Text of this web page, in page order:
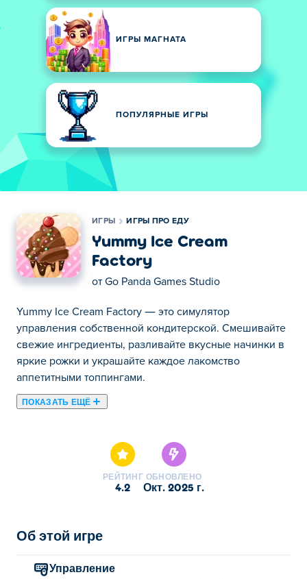
ИГРЫ МАГНАТА
ПОПУЛЯРНЫЕ ИГРЫ
ИГРЫ ИГРЫ ПРО ЕДУ
Yummy Ice Cream
Factory
от Go Panda Games Studio
Yummy Ice Cream Factory — это симулятор
управления собственной кондитерской. Смешивайте
свежие ингредиенты, разливайте вкусные начинки в
яркие рожки и украшайте каждое лакомство
аппетитными топпингами.
ПОКАЗАТЬ ЕЩЁ
свой собственный десерт. Выберите правильные
ингредиенты, приготовьте идеально вкусную смесь и
украсьте её соусами и посыпкой! Хотите
Как играть в Yummy Ice Cream Factory?
перетащите экран.
РЕЙТИНГ
4.2
ОБНОВЛЕНО
окт. 2025 г.
Об этой игре
Управление